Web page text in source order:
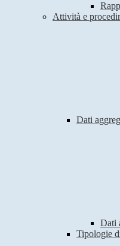
Attività e
Dati
Dati
Tipologie